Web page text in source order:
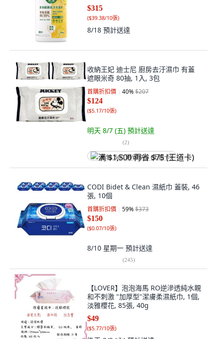
$315
($39.38/10張)
8/18 預計送達
收納王妃 迪士尼 廚房去汙濕巾 有蓋
遮眼米奇 80抽, 1入, 3包
首購折扣價 40%$207
$124
($5.17/10張)
明天 8/7 (五) 預計送達
(2)
满 $1,500 再省 $75 (王道卡)
CODI Bidet & Clean 濕紙巾 蓋裝, 46
張, 10個
首購折扣價 59%$373
$150
($0.07/10張)
8/10 星期一 預計送達
(245)
【LOVER】泡泡海馬 RO逆滲透純水親
和不刺激 "加厚型"潔膚柔濕紙巾, 1個,
淡雅櫻花, 85張, 40g
$49
($5.77/10張)